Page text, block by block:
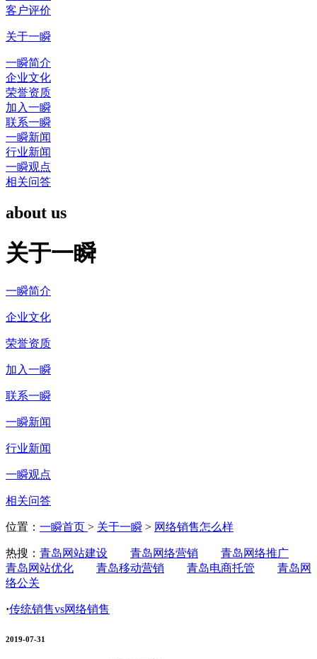
客户评价
关于一瞬
一瞬简介
企业文化
荣誉资质
加入一瞬
联系一瞬
一瞬新闻
行业新闻
一瞬观点
相关问答
about us
关于一瞬
一瞬简介
企业文化
荣誉资质
加入一瞬
联系一瞬
一瞬新闻
行业新闻
一瞬观点
相关问答
位置： 一瞬首页 > 关于一瞬 > 网络销售怎么样
热搜： 青岛网站建设 青岛网络营销
青岛网络推广
青岛网站优化
青岛移动营销 青岛电商托管
青岛网
络公关
·传统销售vs网络销售
2019-07-31